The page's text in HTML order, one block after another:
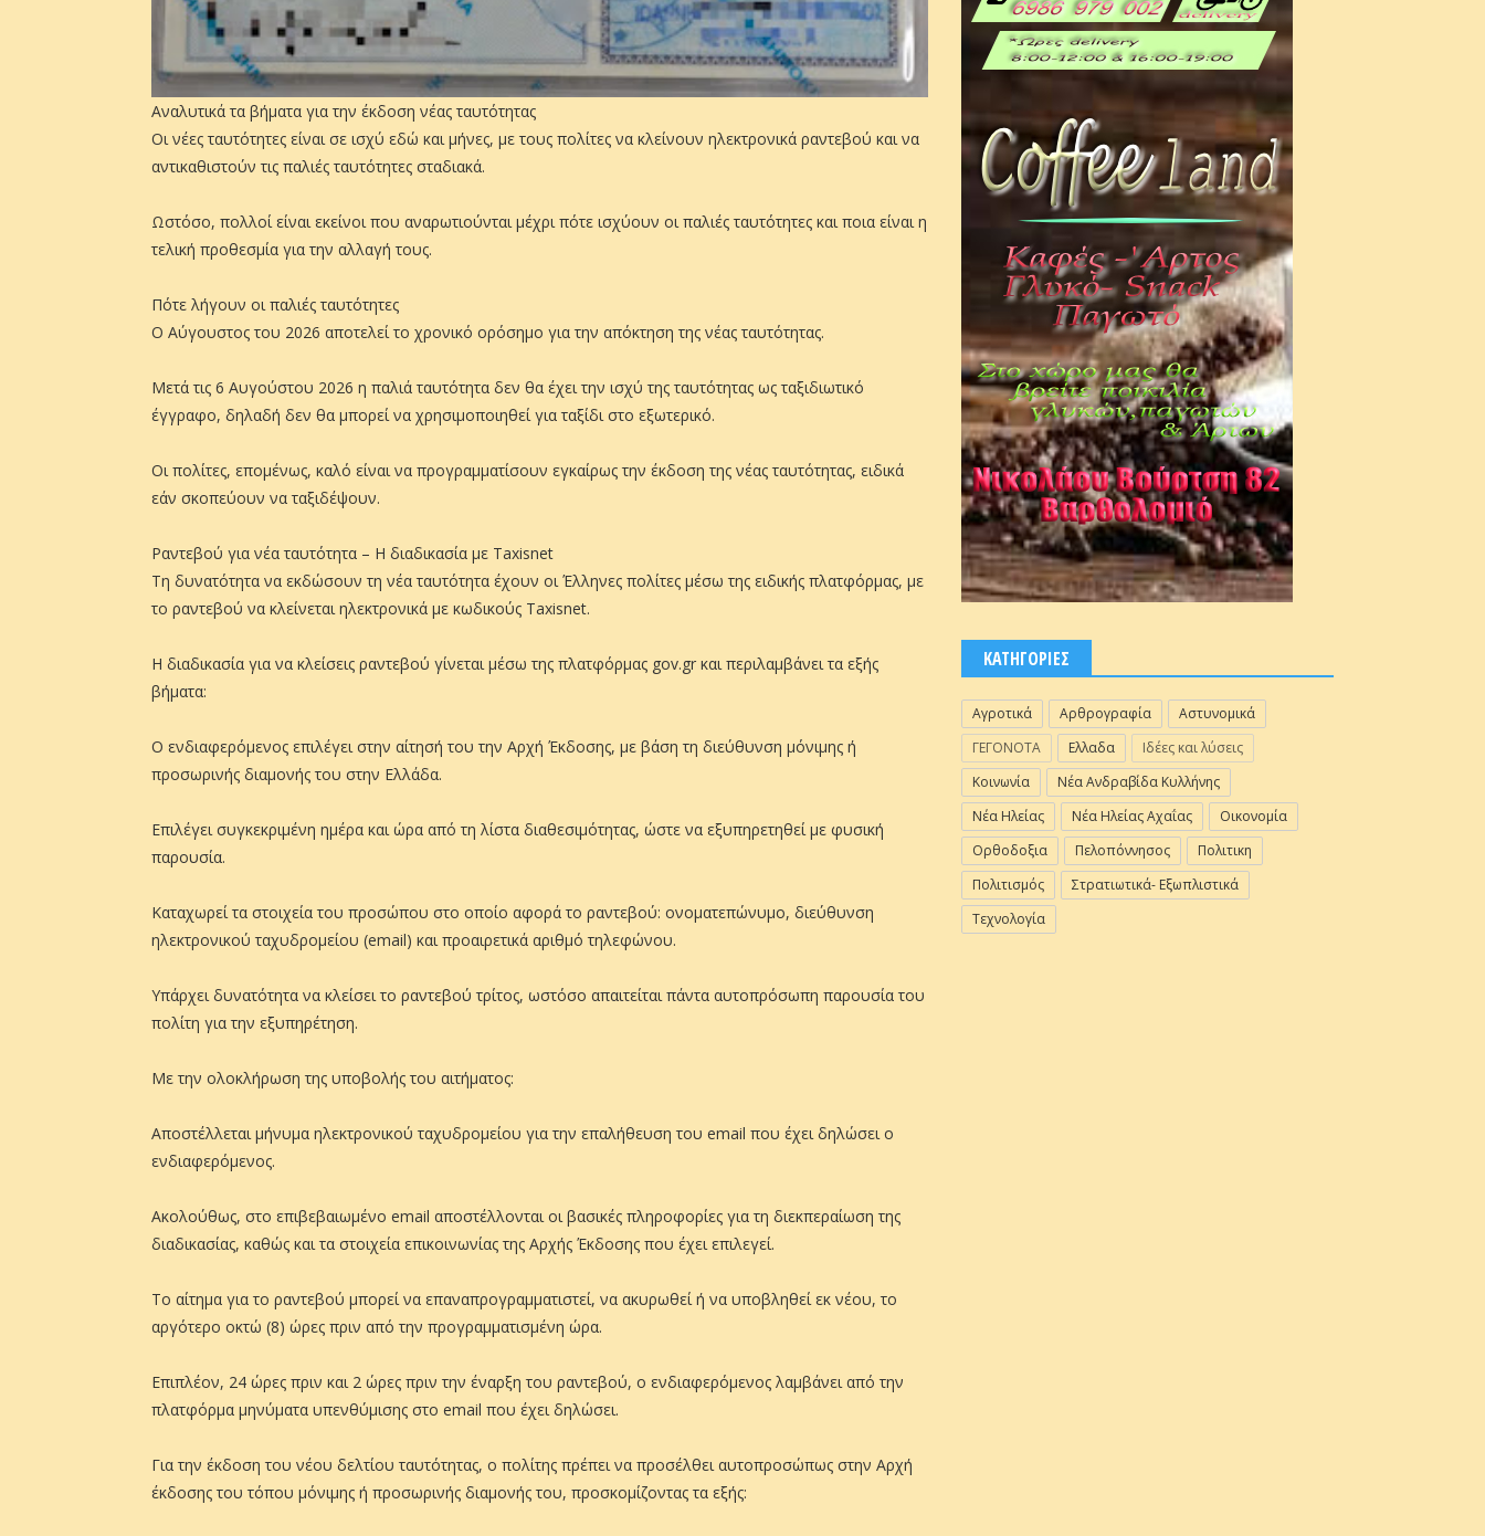
Αναλυτικά τα βήματα για την έκδοση νέας ταυτότητας
Οι νέες ταυτότητες είναι σε ισχύ εδώ και μήνες, με τους πολίτες να κλείνουν ηλεκτρονικά ραντεβού και να
αντικαθιστούν τις παλιές ταυτότητες σταδιακά.
Ωστόσο, πολλοί είναι εκείνοι που αναρωτιούνται μέχρι πότε ισχύουν οι παλιές ταυτότητες και ποια είναι η
τελική προθεσμία για την αλλαγή τους.
Πότε λήγουν οι παλιές ταυτότητες
Ο Αύγουστος του 2026 αποτελεί το χρονικό ορόσημο για την απόκτηση της νέας ταυτότητας.
Μετά τις 6 Αυγούστου 2026 η παλιά ταυτότητα δεν θα έχει την ισχύ της ταυτότητας ως ταξιδιωτικό
έγγραφο, δηλαδή δεν θα μπορεί να χρησιμοποιηθεί για ταξίδι στο εξωτερικό.
Οι πολίτες, επομένως, καλό είναι να προγραμματίσουν εγκαίρως την έκδοση της νέας ταυτότητας, ειδικά
εάν σκοπεύουν να ταξιδέψουν.
Ραντεβού για νέα ταυτότητα – Η διαδικασία με Taxisnet
Τη δυνατότητα να εκδώσουν τη νέα ταυτότητα έχουν οι Έλληνες πολίτες μέσω της ειδικής πλατφόρμας, με
το ραντεβού να κλείνεται ηλεκτρονικά με κωδικούς Taxisnet.
Η διαδικασία για να κλείσεις ραντεβού γίνεται μέσω της πλατφόρμας gov.gr και περιλαμβάνει τα εξής
βήματα:
Ο ενδιαφερόμενος επιλέγει στην αίτησή του την Αρχή Έκδοσης, με βάση τη διεύθυνση μόνιμης ή
προσωρινής διαμονής του στην Ελλάδα.
Επιλέγει συγκεκριμένη ημέρα και ώρα από τη λίστα διαθεσιμότητας, ώστε να εξυπηρετηθεί με φυσική
παρουσία.
Καταχωρεί τα στοιχεία του προσώπου στο οποίο αφορά το ραντεβού: ονοματεπώνυμο, διεύθυνση
ηλεκτρονικού ταχυδρομείου (email) και προαιρετικά αριθμό τηλεφώνου.
Υπάρχει δυνατότητα να κλείσει το ραντεβού τρίτος, ωστόσο απαιτείται πάντα αυτοπρόσωπη παρουσία του
πολίτη για την εξυπηρέτηση.
Με την ολοκλήρωση της υποβολής του αιτήματος:
Αποστέλλεται μήνυμα ηλεκτρονικού ταχυδρομείου για την επαλήθευση του email που έχει δηλώσει ο
ενδιαφερόμενος.
Ακολούθως, στο επιβεβαιωμένο email αποστέλλονται οι βασικές πληροφορίες για τη διεκπεραίωση της
διαδικασίας, καθώς και τα στοιχεία επικοινωνίας της Αρχής Έκδοσης που έχει επιλεγεί.
Το αίτημα για το ραντεβού μπορεί να επαναπρογραμματιστεί, να ακυρωθεί ή να υποβληθεί εκ νέου, το
αργότερο οκτώ (8) ώρες πριν από την προγραμματισμένη ώρα.
Επιπλέον, 24 ώρες πριν και 2 ώρες πριν την έναρξη του ραντεβού, ο ενδιαφερόμενος λαμβάνει από την
πλατφόρμα μηνύματα υπενθύμισης στο email που έχει δηλώσει.
Για την έκδοση του νέου δελτίου ταυτότητας, ο πολίτης πρέπει να προσέλθει αυτοπροσώπως στην Αρχή
έκδοσης του τόπου μόνιμης ή προσωρινής διαμονής του, προσκομίζοντας τα εξής:
ΚΑΤΗΓΟΡΙΕΣ
Αγροτικά Αρθρογραφία
Αστυνομικά
ΓΕΓΟΝΟΤΑ
Ελλαδα
Ιδέες και λύσεις
Κοινωνία
Νέα Ανδραβίδα Κυλλήνης
Νέα Ηλείας
Νέα Ηλείας Αχαΐας
Οικονομία
Ορθοδοξια
Πελοπόννησος
Πολιτικη
Πολιτισμός
Στρατιωτικά- Εξωπλιστικά
Τεχνολογία